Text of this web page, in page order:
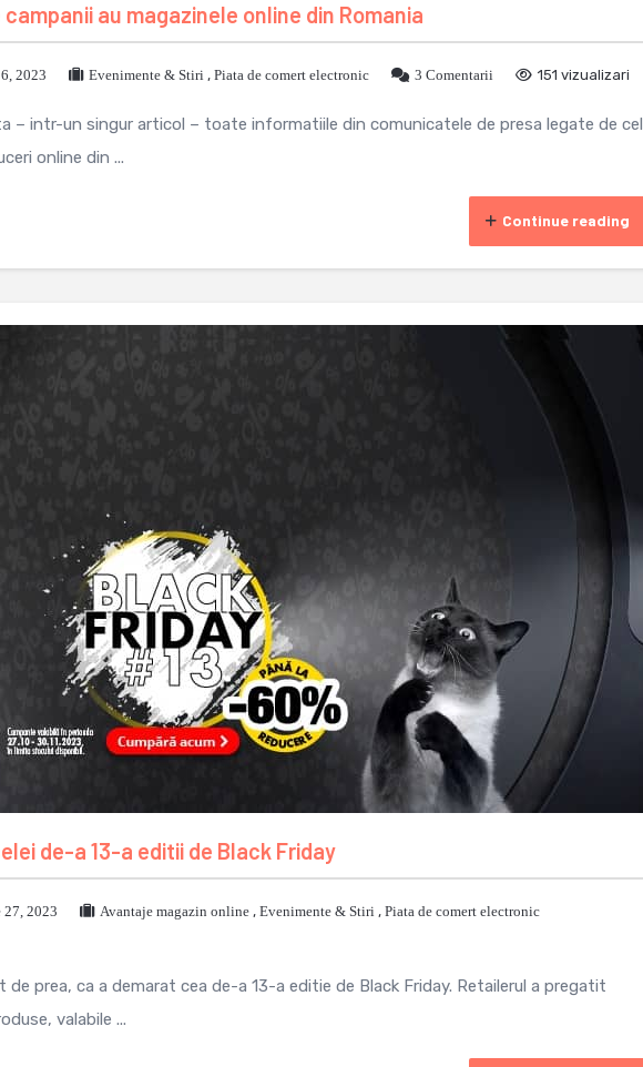
au magazinele online din Romania
2023 Evenimente & Stiri , Piata de comert electronic 3 Comentarii 151 vizualizari
– intr-un singur articol – toate informatiile din comunicatele de presa legate de cel
online din ...
Continue reading
de-a 13-a editii de Black Friday
27, 2023 Avantaje magazin online , Evenimente & Stiri , Piata de comert electronic
prea, ca a demarat cea de-a 13-a editie de Black Friday. Retailerul a pregatit
valabile ...